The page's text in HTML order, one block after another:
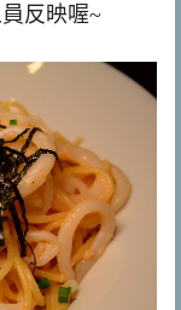
反映喔~